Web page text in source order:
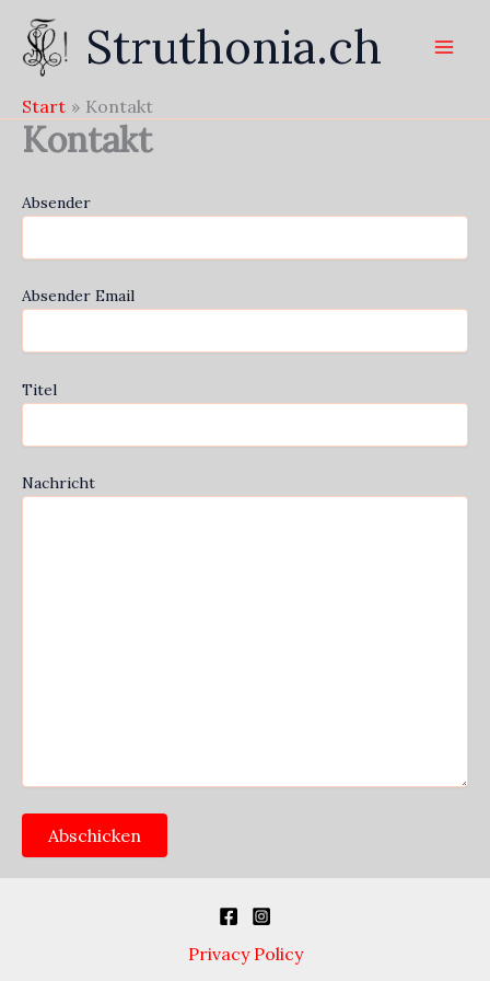
Zum
Inhalt
springen
Struthonia.ch
Start Kontakt
Kontakt
Absender
Absender Email
Titel
Nachricht
Privacy Policy